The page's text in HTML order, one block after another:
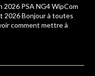
2026 PSA NG4 WipCom
2026 Bonjour à toutes
comment mettre à